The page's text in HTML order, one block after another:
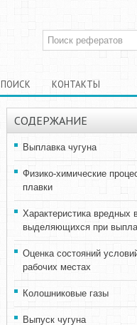
ПОИСК КОНТАКТЫ
СОДЕРЖАНИЕ
Выплавка чугуна
Физико-химические
плавки
Характеристика вредных
выделяющихся при
Оценка состояний
рабочих местах
Колошниковые газы
Выпуск чугуна